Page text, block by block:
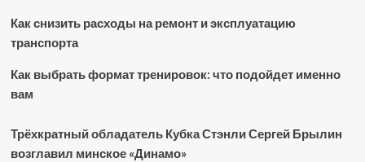
Как снизить расходы на ремонт и эксплуатацию
транспорта
Как выбрать формат тренировок: что подойдет именно
вам
Трёхкратный обладатель Кубка Стэнли Сергей Брылин
возглавил минское «Динамо»